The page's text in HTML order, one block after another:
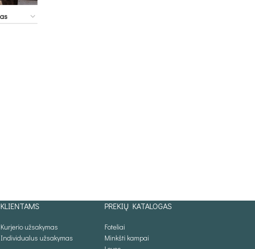
KLIENTAMS
Kurjerio užsakymas
Individualus užsakymas
PREKIŲ KATALOGAS
Foteliai
Minkšti kampai